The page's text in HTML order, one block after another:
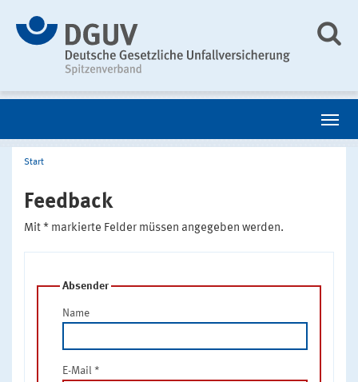
Start
Feedback
Mit * markierte Felder müssen angegeben werden.
Absender
Name
E-Mail *